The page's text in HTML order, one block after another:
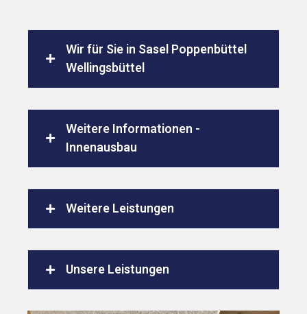
Wir für Sie in Sasel Poppenbüttel
Wellingsbüttel
Weitere Informationen -
Innenausbau
Weitere Leistungen
Unsere Leistungen